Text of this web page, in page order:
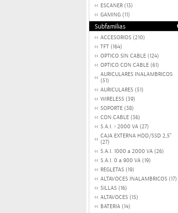
ESCANER (13)
GAMING (11)
Subfamilias
ACCESORIOS (210)
TFT (164)
OPTICO SIN CABLE (124)
OPTICO CON CABLE (61)
AURICULARES INALAMBRICOS
(51)
AURICULARES (51)
WIRELESS (39)
SOPORTE (38)
CON CABLE (36)
S.A.I. > 2000 VA (27)
CAJA EXTERNA HDD/SSD 2,5"
(27)
S.A.I. 1000 a 2000 VA (26)
S.A.I. 0 a 900 VA (19)
REGLETAS (19)
ALTAVOCES INALAMBRICOS (17)
SILLAS (16)
ALTAVOCES (15)
BATERIA (14)